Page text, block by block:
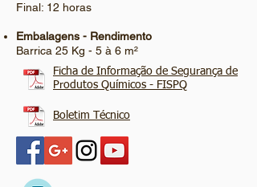
Final: 12 horas
Embalagens - Rendimento
Barrica 25 Kg - 5 à 6 m²
Ficha de Informação de Segurança de
Produtos Químicos - FISPQ
Boletim Técnico